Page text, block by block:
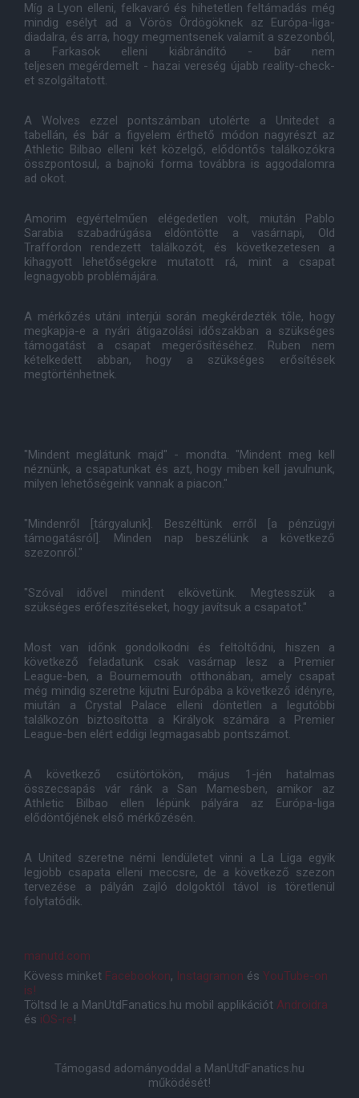
Míg a Lyon elleni, felkavaró és hihetetlen feltámadás még
mindig esélyt ad a Vörös Ördögöknek az Európa-liga-
diadalra, és arra, hogy megmentsenek valamit a szezonból,
a Farkasok elleni kiábrándító - bár nem
teljesen megérdemelt - hazai vereség újabb reality-check-
et szolgáltatott.
A Wolves ezzel pontszámban utolérte a Unitedet a
tabellán, és bár a figyelem érthető módon nagyrészt az
Athletic Bilbao elleni két közelgő, elődöntős találkozókra
összpontosul, a bajnoki forma továbbra is aggodalomra
ad okot.
Amorim egyértelműen elégedetlen volt, miután Pablo
Sarabia szabadrúgása eldöntötte a vasárnapi, Old
Traffordon rendezett találkozót, és következetesen a
kihagyott lehetőségekre mutatott rá, mint a csapat
legnagyobb problémájára.
A mérkőzés utáni interjúi során megkérdezték tőle, hogy
megkapja-e a nyári átigazolási időszakban a szükséges
támogatást a csapat megerősítéséhez. Ruben nem
kételkedett abban, hogy a szükséges erősítések
megtörténhetnek.
"Mindent meglátunk majd" - mondta. "Mindent meg kell
néznünk, a csapatunkat és azt, hogy miben kell javulnunk,
milyen lehetőségeink vannak a piacon."
"Mindenről [tárgyalunk]. Beszéltünk erről [a pénzügyi
támogatásról]. Minden nap beszélünk a következő
szezonról."
"Szóval idővel mindent elkövetünk. Megtesszük a
szükséges erőfeszítéseket, hogy javítsuk a csapatot."
Most van időnk gondolkodni és feltöltődni, hiszen a
következő feladatunk csak vasárnap lesz a Premier
League-ben, a Bournemouth otthonában, amely csapat
még mindig szeretne kijutni Európába a következő idényre,
miután a Crystal Palace elleni döntetlen a legutóbbi
találkozón biztosította a Királyok számára a Premier
League-ben elért eddigi legmagasabb pontszámot.
A következő csütörtökön, május 1-jén hatalmas
összecsapás vár ránk a San Mamesben, amikor az
Athletic Bilbao ellen lépünk pályára az Európa-liga
elődöntőjének első mérkőzésén.
A United szeretne némi lendületet vinni a La Liga egyik
legjobb csapata elleni meccsre, de a következő szezon
tervezése a pályán zajló dolgoktól távol is töretlenül
folytatódik.
manutd.com
Kövess minket Facebookon, Instagramon és YouTube-on
is!
Töltsd le a ManUtdFanatics.hu mobil applikációt Androidra
és iOS-re!
Támogasd adományoddal a ManUtdFanatics.hu
működését!